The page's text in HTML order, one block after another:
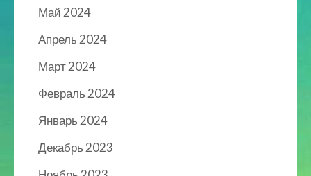
Май 2024
Апрель 2024
Март 2024
Февраль 2024
Январь 2024
Декабрь 2023